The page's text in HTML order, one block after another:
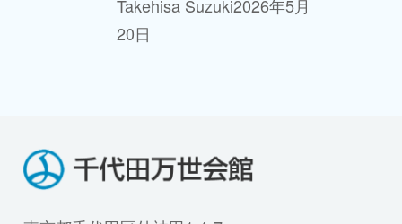
Takehisa Suzuki2026年5月
20日